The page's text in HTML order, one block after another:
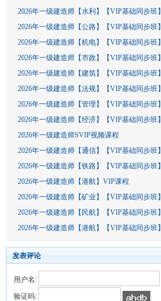
2026年一级建造师【水利】【VIP基础同步班】
2026年一级建造师【公路】【VIP基础同步班】
2026年一级建造师【机电】【VIP基础同步班】
2026年一级建造师【市政】【VIP基础同步班】
2026年一级建造师【建筑】【VIP基础同步班】
2026年一级建造师【法规】【VIP基础同步班】
2026年一级建造师【管理】【VIP基础同步班】
2026年一级建造师【经济】【VIP基础同步班】
2026年一级建造师SVIP视频课程
2026年一级建造师【通信】【VIP基础同步班】
2026年一级建造师【铁路】【VIP基础同步班】
2026年一级建造师【港航】VIP课程
2026年一级建造师【矿业】【VIP基础同步班】
2026年一级建造师【民航】【VIP基础同步班】
2026年一级建造师【港航】【VIP基础同步班】
发表评论
用户名:
验证码: